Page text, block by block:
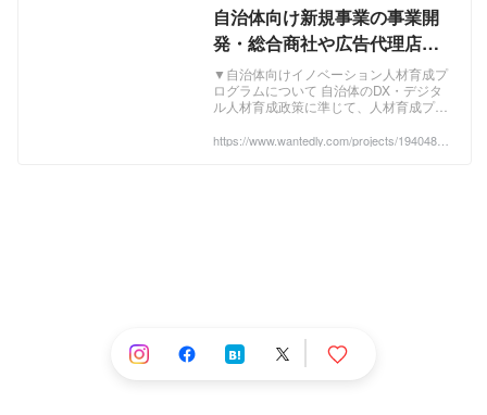
ています。 2011年、参加者たった3人の
キャンプから始まったライフイズテッ
ク。以来、ブレることのないミッション
とLX（Learning Experience）という強
みを軸に、オンライン教材、そして学校
向け教材へと、次々に事業領域を拡大・
を展開しています。 【学校向けSaaS】
向けIT・プログラミングイベント】 IT・
プログラミングキャンプ＆スクール
自治体向け新規事業の事業開
発・総合商社や広告代理店出
身者の方wanted！ - ライフイ
ズテック株式会社の事業開発
の採用 - Wantedly
▼自治体向けイノベーション人材育成プ
ログラムについて 自治体のDX・デジタ
ル人材育成政策に準じて、人材育成プロ
https://www.wantedly.com/projects/1940484?